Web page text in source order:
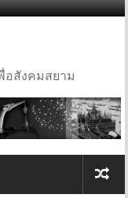
อสังคมสยาม